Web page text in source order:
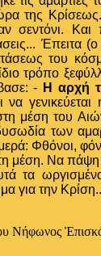
της Κρίσεως.
σεντόνι. Και
Έπειτα
του
τρόπο
- Η αρχή
να
μέση του
των
Φθόνοι,
μέση. Να πάψη
τα
για την
Νήφωνος